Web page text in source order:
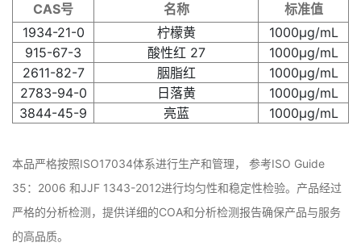
CAS号
名称
标准值
1934-21-0
柠檬黄
1000μg/mL
915-67-3
酸性红 27
1000μg/mL
2611-82-7
胭脂红
1000μg/mL
2783-94-0
日落黄
1000μg/mL
3844-45-9
亮蓝 1000μg/mL
本品严格按照ISO17034体系进行生产和管理， 参考ISO Guide
35：2006 和JJF 1343-2012进行均匀性和稳定性检验。产品经过
严格的分析检测，提供详细的COA和分析检测报告确保产品与服务
的高品质。